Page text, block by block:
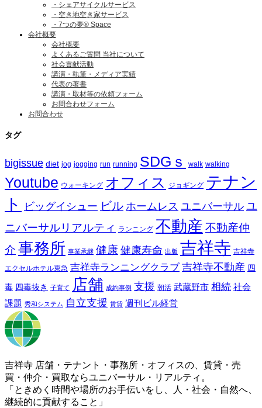
・シェアサイクルサービス
・空き地空き家サービス
・7つの夢® Space
会社概要
会社概要
よくあるご質問 当社について
社会貢献活動
講演・執筆・メディア実績
代表の著書
講演・取材等の依頼フォーム
お問合わせフォーム
お問合わせ
タグ
bigissue diet jog jogging run running SDGｓ walk walking
Youtube ウォーキング オフィス ジョギング テナン
ト
ビッグイシュー ビル ホームレス ユニバーサルユ
ニバーサルリアルティ
ランニング 不動産 不動産仲
介 事務所 事業承継 健康健康寿命 出版 吉祥寺 吉祥寺
エクセルホテル東急 吉祥寺ランニングクラブ 吉祥寺不動産 四
毒 四毒抜き 子育て 店舗 成約事例 支援 朝活 武蔵野市 相続 社会
課題 秀和システム 自立支援 賃貸 週刊ビル経営
吉祥寺 店舗・テナント・事務所・オフィスの、賃貸・売
買・仲介・買取ならユニバーサル・リアルティ。
「ときめく時間や場所のお手伝いをし、人・社会・自然へ、
継続的に貢献すること」